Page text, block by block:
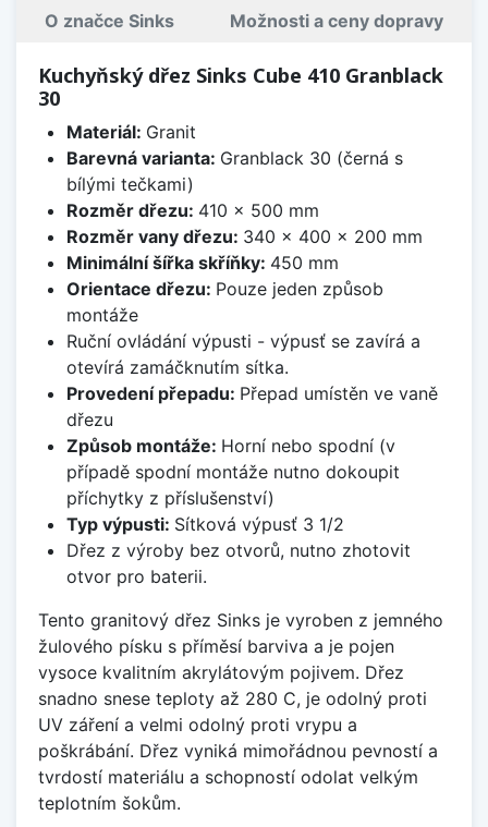
O značce Sinks Možnosti a ceny dopravy
Kuchyňský dřez Sinks Cube 410 Granblack
30
Materiál: Granit
Barevná varianta: Granblack 30 (černá s
bílými tečkami)
Rozměr dřezu: 410 x 500 mm
Rozměr vany dřezu: 340 x 400 x 200 mm
Minimální šířka skříňky: 450 mm
Orientace dřezu: Pouze jeden způsob
montáže
Ruční ovládání výpusti - výpusť se zavírá a
otevírá zamáčknutím sítka.
Provedení přepadu: Přepad umístěn ve vaně
dřezu
Způsob montáže: Horní nebo spodní (v
případě spodní montáže nutno dokoupit
příchytky z příslušenství)
Typ výpusti: Sítková výpusť 3 1/2
Dřez z výroby bez otvorů, nutno zhotovit
otvor pro baterii.
Tento granitový dřez Sinks je vyroben z jemného
žulového písku s příměsí barviva a je pojen
vysoce kvalitním akrylátovým pojivem. Dřez
snadno snese teploty až 280 C, je odolný proti
UV záření a velmi odolný proti vrypu a
poškrábání. Dřez vyniká mimořádnou pevností a
tvrdostí materiálu a schopností odolat velkým
teplotním šokům.